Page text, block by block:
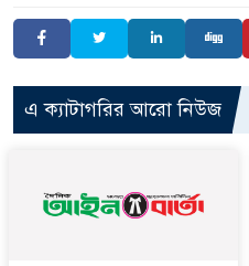
এ ক্যাটাগরির আরো নিউজ